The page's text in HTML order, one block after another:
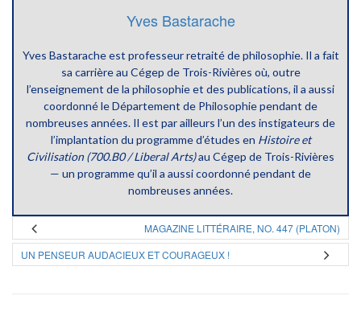
Yves Bastarache
Yves Bastarache est professeur retraité de philosophie. Il a fait
sa carrière au Cégep de Trois-Rivières où, outre
l’enseignement de la philosophie et des publications, il a aussi
coordonné le Département de Philosophie pendant de
nombreuses années. Il est par ailleurs l’un des instigateurs de
l’implantation du programme d’études en Histoire et
Civilisation (700.B0 / Liberal Arts)au Cégep de Trois-Rivières
— un programme qu’il a aussi coordonné pendant de
nombreuses années.
MAGAZINE LITTÉRAIRE, NO. 447 (PLATON)
UN PENSEUR AUDACIEUX ET COURAGEUX !